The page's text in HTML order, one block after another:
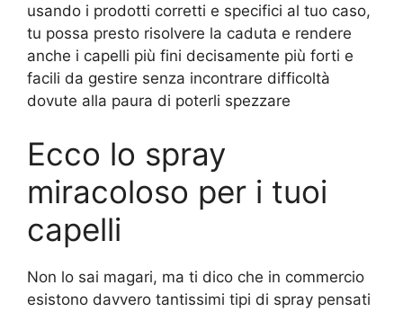
usando i prodotti corretti e specifici al tuo caso,
tu possa presto risolvere la caduta e rendere
anche i capelli più fini decisamente più forti e
facili da gestire senza incontrare difficoltà
dovute alla paura di poterli spezzare
Ecco lo spray
miracoloso per i tuoi
capelli
Non lo sai magari, ma ti dico che in commercio
esistono davvero tantissimi tipi di spray pensati